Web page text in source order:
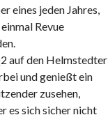
eines jeden Jahres,
Revue
auf den Helmstedter
und genießt ein
zusehen,
es sich sicher nicht